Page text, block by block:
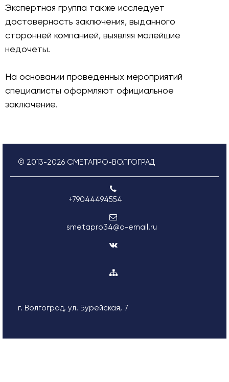
Экспертная группа также исследует
достоверность заключения, выданного
сторонней компанией, выявляя малейшие
недочеты.
На основании проведенных мероприятий
специалисты оформляют официальное
заключение.
© 2013-2026 СМЕТАПРО-ВОЛГОГРАД
+79044494554
smetapro34@a-email.ru
г. Волгоград, ул. Бурейская, 7